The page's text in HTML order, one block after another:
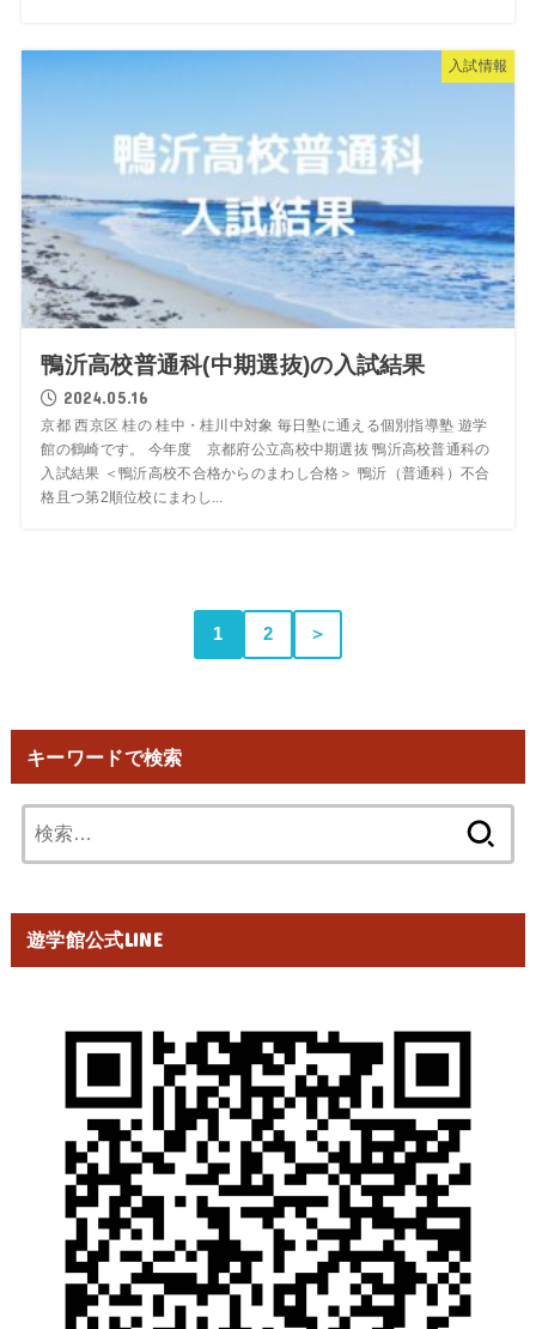
入試情報
鴨沂高校普通科(中期選抜)の入試結果
2024.05.16
京都 西京区 桂の 桂中・桂川中対象 毎日塾に通える個別指導塾 遊学
館の鶴崎です。 今年度 京都府公立高校中期選抜 鴨沂高校普通科の
入試結果 ＜鴨沂高校不合格からのまわし合格＞ 鴨沂（普通科）不合
格且つ第2順位校にまわし...
1 2 ＞
キーワードで検索
索:
遊学館公式LINE